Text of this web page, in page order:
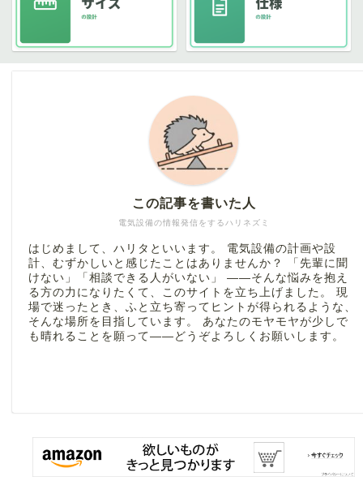
電気設備の情報発信をするハリネズミ
この記事を書いた人
はじめまして、ハリタといいます。 電気設備の計画や設
計、むずかしいと感じたことはありませんか？ 「先輩に聞
けない」「相談できる人がいない」 ――そんな悩みを抱え
る方の力になりたくて、このサイトを立ち上げました。 現
場で迷ったとき、ふと立ち寄ってヒントが得られるような、
そんな場所を目指しています。 あなたのモヤモヤが少しで
も晴れることを願って――どうぞよろしくお願いします。